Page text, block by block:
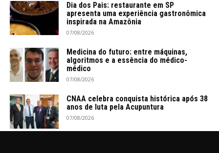
Dia dos Pais: restaurante em SP
apresenta uma experiência gastronômica
inspirada na Amazônia
07/08/2026
Medicina do futuro: entre máquinas,
algoritmos e a essência do médico-
médico
07/08/2026
CNAA celebra conquista histórica após 38
anos de luta pela Acupuntura
07/08/2026